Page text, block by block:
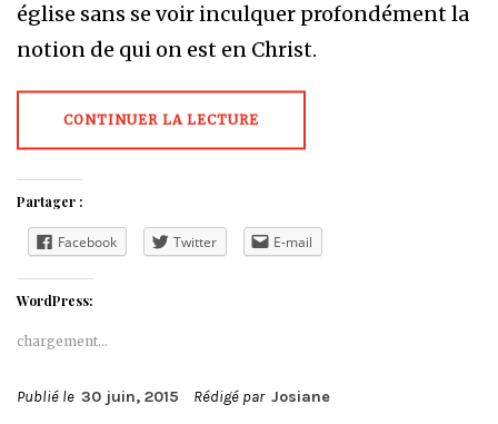
église sans se voir inculquer profondément la
notion de qui on est en Christ.
CONTINUER LA LECTURE
Partager :
Facebook Twitter E-mail
WordPress:
chargement…
Publié le 30 juin, 2015 Rédigé par Josiane